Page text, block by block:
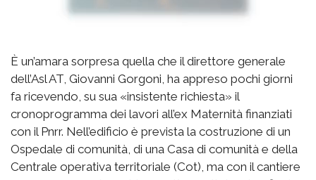
È un’amara sorpresa quella che il direttore generale
dell’Asl AT, Giovanni Gorgoni, ha appreso pochi giorni
fa ricevendo, su sua «insistente richiesta» il
cronoprogramma dei lavori all’ex Maternità finanziati
con il Pnrr. Nell’edificio è prevista la costruzione di un
Ospedale di comunità, di una Casa di comunità e della
Centrale operativa territoriale (Cot), ma con il cantiere